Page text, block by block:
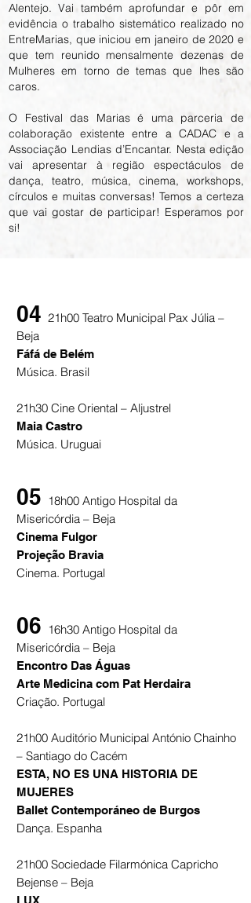
Alentejo. Vai também aprofundar e pôr em
evidência o trabalho sistemático realizado no
EntreMarias, que iniciou em janeiro de 2020 e
que tem reunido mensalmente dezenas de
Mulheres em torno de temas que lhes são
caros.
O Festival das Marias é uma parceria de
colaboração existente entre a CADAC e a
Associação Lendias d’Encantar. Nesta edição
vai apresentar à região espectáculos de
dança, teatro, música, cinema, workshops,
círculos e muitas conversas! Temos a certeza
que vai gostar de participar! Esperamos por
si!
04 21h00 Teatro Municipal Pax Júlia –
Beja
Fáfá de Belém
Música. Brasil
21h30 Cine Oriental – Aljustrel
Maia Castro
Música. Uruguai
05 18h00 Antigo Hospital da
Misericórdia – Beja
Cinema Fulgor
Projeção Bravia
Cinema. Portugal
06 16h30 Antigo Hospital da
Misericórdia – Beja
Encontro Das Águas
Arte Medicina com Pat Herdaira
Criação. Portugal
21h00 Auditório Municipal António Chainho
– Santiago do Cacém
ESTA, NO ES UNA HISTORIA DE
MUJERES
Ballet Contemporáneo de Burgos
Dança. Espanha
21h00 Sociedade Filarmónica Capricho
Bejense – Beja
LUX